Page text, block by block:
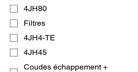
4JH80
Filtres
4JH4-TE
4JH45
Coudes échappement +